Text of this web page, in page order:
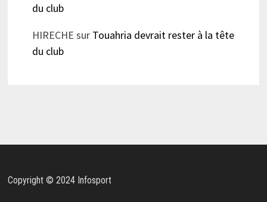
du club
HIRECHE sur Touahria devrait rester à la tête
du club
Copyright © 2024 Infosport